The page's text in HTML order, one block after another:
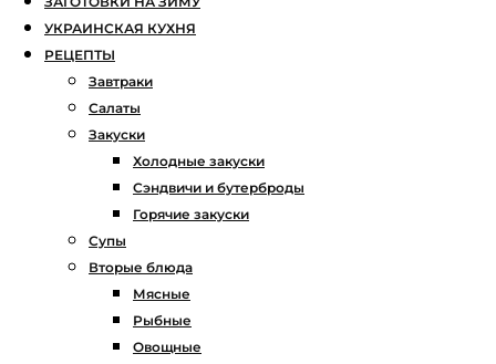
УКРАИНСКАЯ КУХНЯ
РЕЦЕПТЫ
Завтраки
Салаты
Закуски
Холодные закуски
Сэндвичи и бутерброды
Горячие закуски
Супы
Вторые блюда
Мясные
Рыбные
Овощные